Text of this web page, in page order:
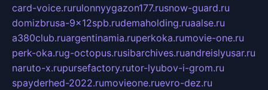
card-voice.rurulonnyygazon177.rusnow-guard.ru
domizbrusa-9x12spb.rudemaholding.ruaalse.ru
a380club.ruargentinamia.ruperkoka.rumovie-one.ru
perk-oka.rug-octopus.rusibarchives.ruandreislyusar.ru
naruto-x.rupursefactory.rutor-lyubov-i-grom.ru
spayderhed-2022.rumovieone.ruevro-dez.ru